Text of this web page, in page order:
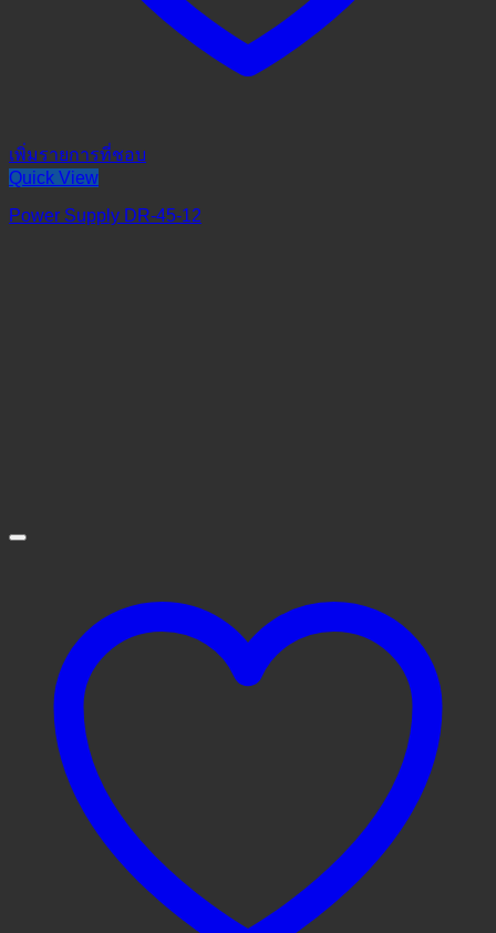
เพิ่มรายการที่ชอบ
Quick View
Power Supply DR-45-12